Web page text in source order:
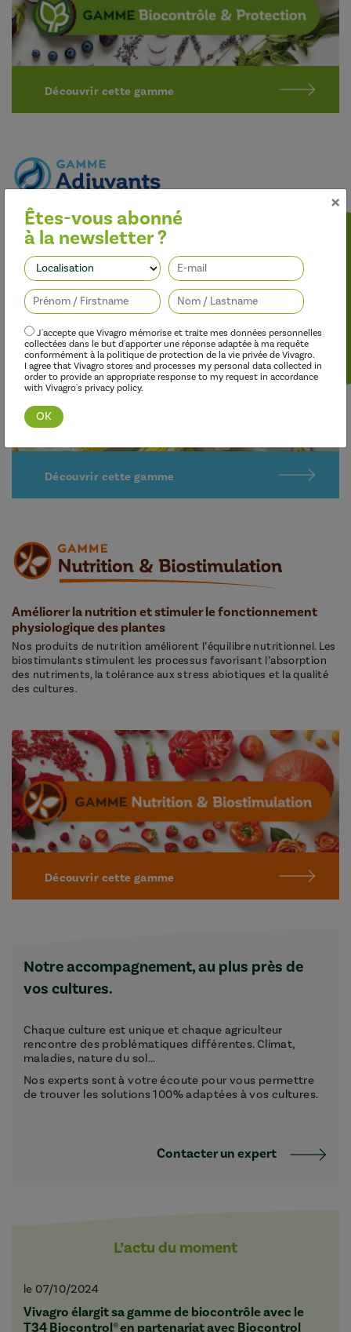
Découvrir cette gamme
Optimiser l’efficacité des traitements
Nos adjuvants permettent d’améliorer l’efficacité des
herbicides, des fongicides, des insecticides et des régulateurs de
croissance, tout en limitant leur impact sur l’environnement.
Découvrir cette gamme
Améliorer la nutrition et stimuler le fonctionnement
physiologique des plantes
Nos produits de nutrition améliorent l’équilibre nutritionnel. Les
biostimulants stimulent les processus favorisant l’absorption
des nutriments, la tolérance aux stress abiotiques et la qualité
des cultures.
Découvrir cette gamme
Notre accompagnement, au plus près de
vos cultures.
Chaque culture est unique et chaque agriculteur
rencontre des problématiques différentes. Climat,
maladies, nature du sol...
Nos experts sont à votre écoute pour vous permettre
de trouver les solutions 100% adaptées à vos cultures.
Contacter un expert
L’actu du moment
le 07/10/2024
Vivagro élargit sa gamme de biocontrôle avec le
T34 Biocontrol® en partenariat avec Biocontrol
×
Êtes-vous abonné
à la newsletter ?
J'accepte que Vivagro mémorise et traite mes données personnelles
collectées dans le but d'apporter une réponse adaptée à ma requête
conformément à la politique de protection de la vie privée de Vivagro.
I agree that Vivagro stores and processes my personal data collected in
order to provide an appropriate response to my request in accordance
with Vivagro's privacy policy.